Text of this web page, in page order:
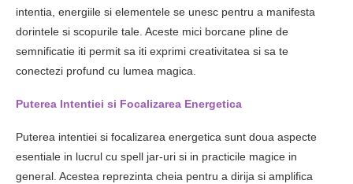
intentia, energiile si elementele se unesc pentru a manifesta
dorintele si scopurile tale. Aceste mici borcane pline de
semnificatie iti permit sa iti exprimi creativitatea si sa te
conectezi profund cu lumea magica.
Puterea Intentiei si Focalizarea Energetica
Puterea intentiei si focalizarea energetica sunt doua aspecte
esentiale in lucrul cu spell jar-uri si in practicile magice in
general. Acestea reprezinta cheia pentru a dirija si amplifica